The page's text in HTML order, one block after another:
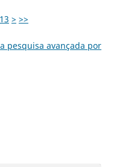
13 > >>
pesquisa avançada por